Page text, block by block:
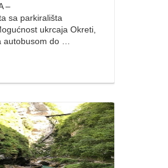
–
sa parkirališta
ukrcaja Okreti,
autobusom do …
More